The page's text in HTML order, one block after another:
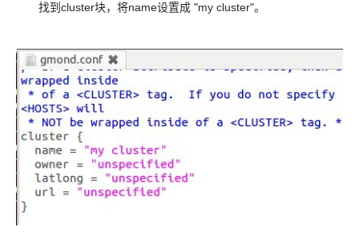
找到cluster块，将name设置成 "my cluster"。